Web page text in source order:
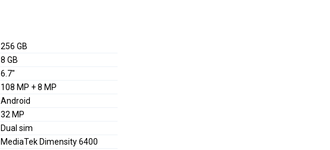
256 GB
8 GB
6.7"
108 MP + 8 MP
Android
32 MP
Dual sim
MediaTek Dimensity 6400